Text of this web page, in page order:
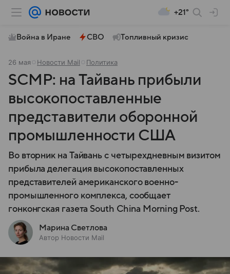
+21°
Война в Иране СВО Топливный кризис
26 мая Новости Mail Политика
SCMP: на Тайвань прибыли
высокопоставленные
представители оборонной
промышленности США
Во вторник на Тайвань с четырехдневным визитом
прибыла делегация высокопоставленных
представителей американского военно-
промышленного комплекса, сообщает
гонконгская газета South China Morning Post.
Марина Светлова
Автор Новости Mail